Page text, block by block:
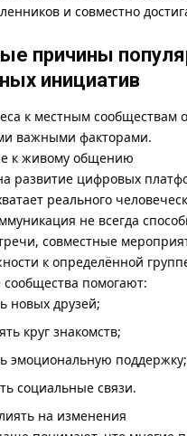
и совместно
причины
инициатив
к местным сообществам
важными факторами.
к живому общению
развитие цифровых
реального
не всегда
совместные
к определённой
помогают:
новых друзей;
круг знакомств;
эмоциональную поддержку;
социальные связи.
на изменения